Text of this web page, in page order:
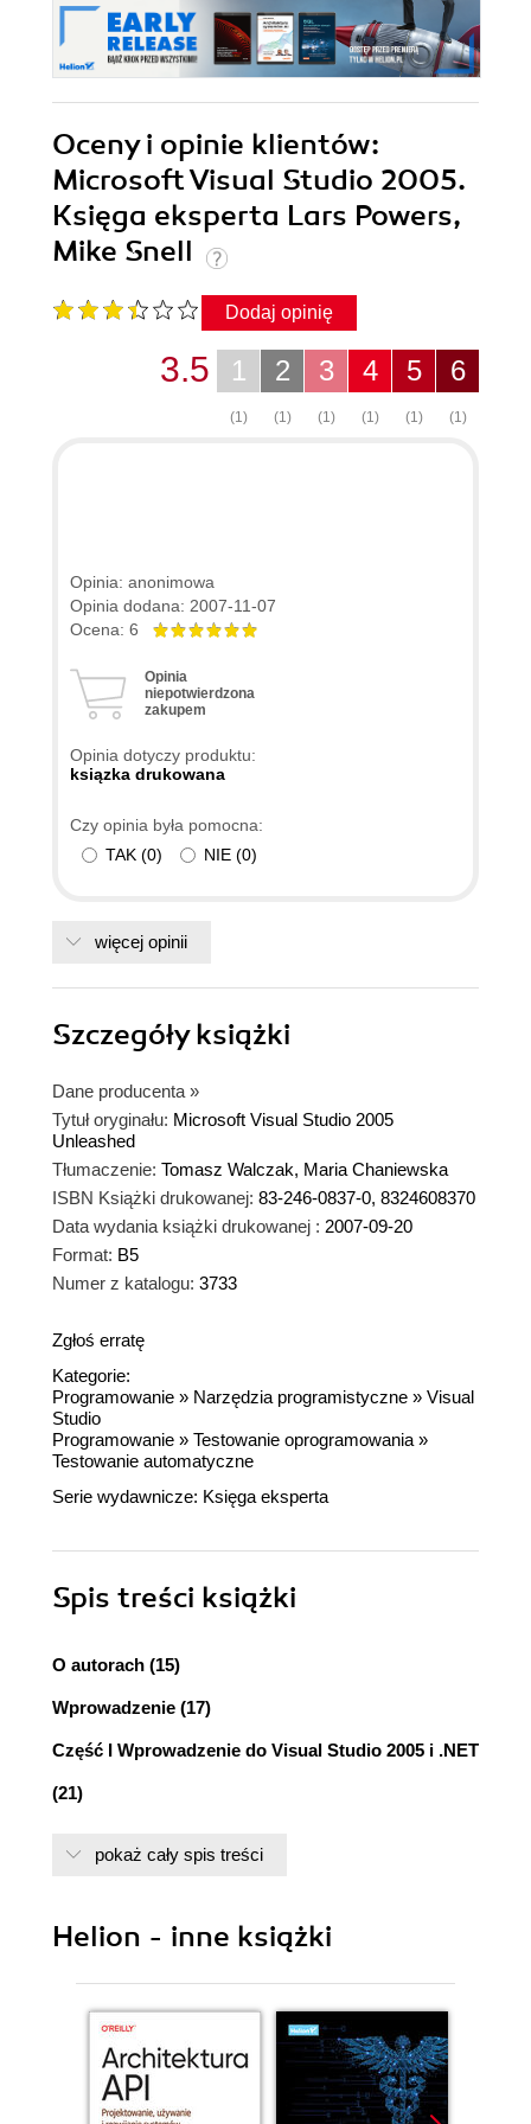
Oceny i opinie klientów:
Microsoft Visual Studio 2005.
Księga eksperta Lars Powers,
Mike Snell
Dodaj opinię
6
(1)
5
(1)
4
(1)
3
(1)
2
(1)
1
(1)
3.5
Opinia: anonimowa
Opinia dodana: 2007-11-07
Ocena: 6
Opinia
niepotwierdzona
zakupem
Opinia dotyczy produktu:
ksiązka drukowana
Czy opinia była pomocna:
TAK (0) NIE (0)
więcej opinii
Szczegółyksiążki
Dane producenta »
Tytuł oryginału: Microsoft Visual Studio 2005
Unleashed
Tłumaczenie: Tomasz Walczak, Maria Chaniewska
ISBN Książki drukowanej: 83-246-0837-0, 8324608370
Data wydania książki drukowanej : 2007-09-20
Format: B5
Numer z katalogu: 3733
Zgłoś erratę
Kategorie:
Programowanie » Narzędzia programistyczne » Visual
Studio
Programowanie » Testowanie oprogramowania »
Testowanie automatyczne
Serie wydawnicze: Księga eksperta
Spis treści książki
O autorach (15)
Wprowadzenie (17)
Część I Wprowadzenie do Visual Studio 2005 i .NET
(21)
Kilka przydatnych usprawnień (23)
(24)
Edycja i diagnozowanie kodu (32)
Współdzielenie (i wykorzystywanie) kodu w
społeczności programistów (37)
Uwzględnianie potrzeb różnych klientów (38)
Połączenie z danymi (43)
Automatyzacja testów aplikacji (45)
pokaż cały spis treści
Helion - inne książki